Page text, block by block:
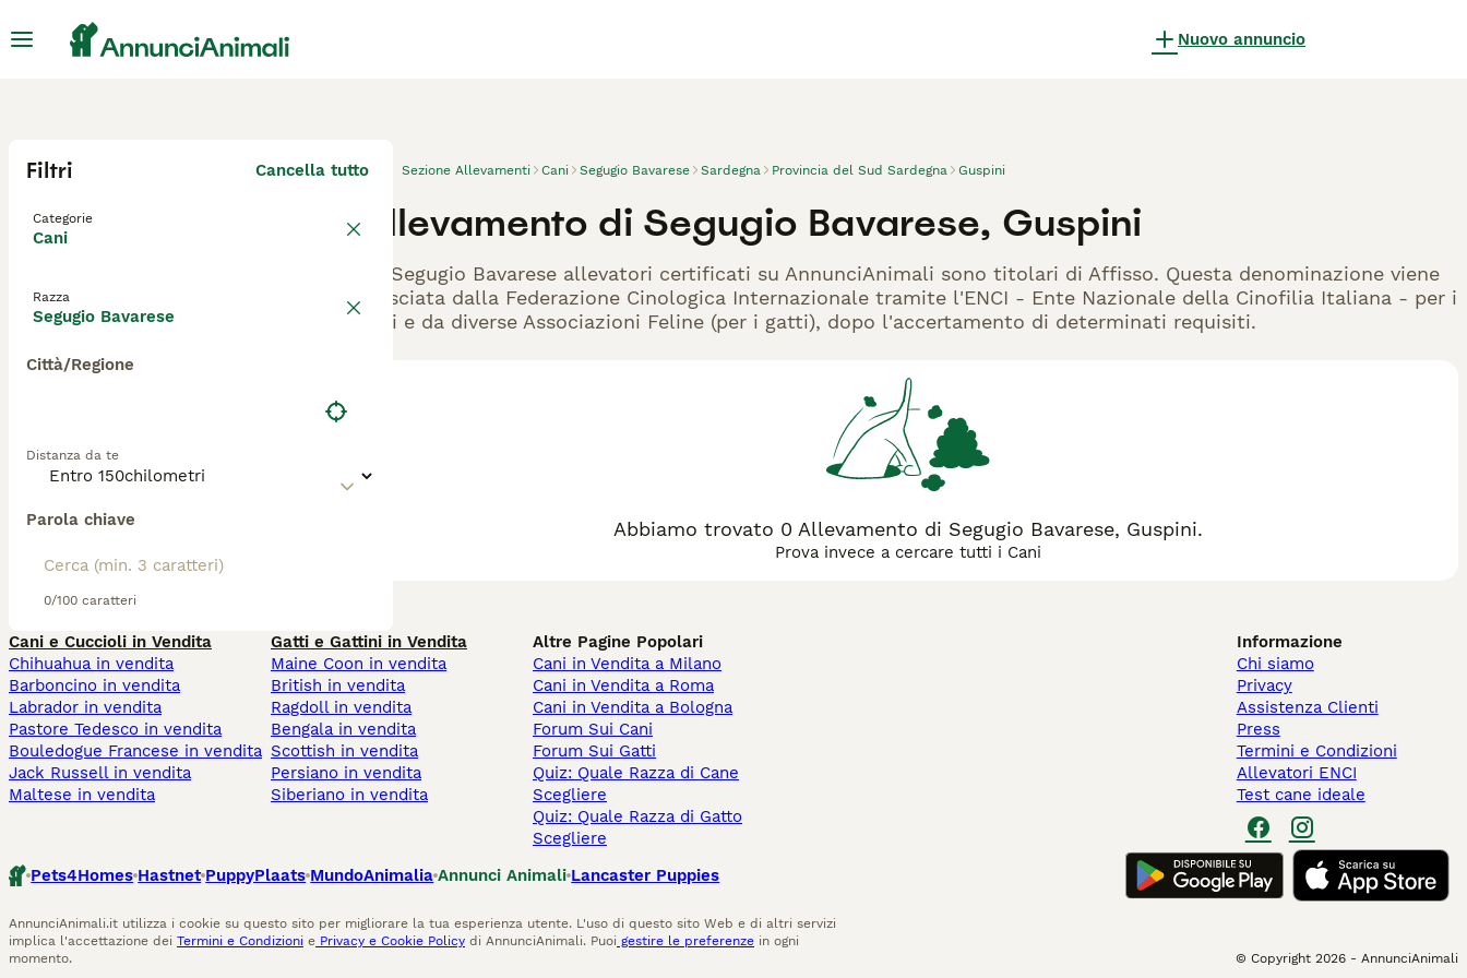
Nuovo annuncio
Filtri Cancella tutto
Categorie
Cani
Razza
Segugio Bavarese
Città/Regione
Distanza da te
Parola chiave
0/100 caratteri
Sezione Allevamenti Cani Segugio Bavarese Sardegna Provincia del Sud Sardegna Guspini
Allevamento di Segugio Bavarese, Guspini
Gli Segugio Bavarese allevatori certificati su AnnunciAnimali sono titolari di Affisso. Questa denominazione viene
rilasciata dalla Federazione Cinologica Internazionale tramite l'ENCI - Ente Nazionale della Cinofilia Italiana - per i
cani e da diverse Associazioni Feline (per i gatti), dopo l'accertamento di determinati requisiti.
Abbiamo trovato 0 Allevamento di Segugio Bavarese, Guspini.
Prova invece a cercare tutti i Cani
Cani e Cuccioli in Vendita
Chihuahua in vendita
Barboncino in vendita
Labrador in vendita
Pastore Tedesco in vendita
Bouledogue Francese in vendita
Jack Russell in vendita
Maltese in vendita
Gatti e Gattini in Vendita
Maine Coon in vendita
British in vendita
Ragdoll in vendita
Bengala in vendita
Scottish in vendita
Persiano in vendita
Siberiano in vendita
Altre Pagine Popolari
Cani in Vendita a Milano
Cani in Vendita a Roma
Cani in Vendita a Bologna
Forum Sui Cani
Forum Sui Gatti
Quiz: Quale Razza di Cane
Scegliere
Quiz: Quale Razza di Gatto
Scegliere
Informazione
Chi siamo
Privacy
Assistenza Clienti
Press
Termini e Condizioni
Allevatori ENCI
Test cane ideale
Pets4Homes Hastnet PuppyPlaats MundoAnimalia Annunci Animali Lancaster Puppies
AnnunciAnimali.it utilizza i cookie su questo sito per migliorare la tua esperienza utente. L'uso di questo sito Web e di altri servizi
implica l'accettazione dei Termini e Condizioni e Privacy e Cookie Policy di AnnunciAnimali. Puoi gestire le preferenze in ogni
momento.
© Copyright 2026 - AnnunciAnimali